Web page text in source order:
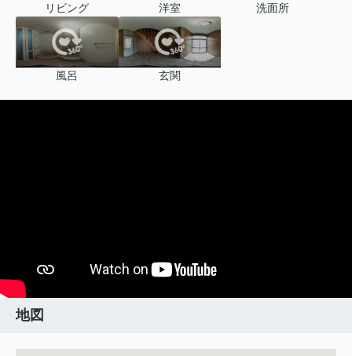
リビング 洋室 洗面所
風呂 玄関
地図